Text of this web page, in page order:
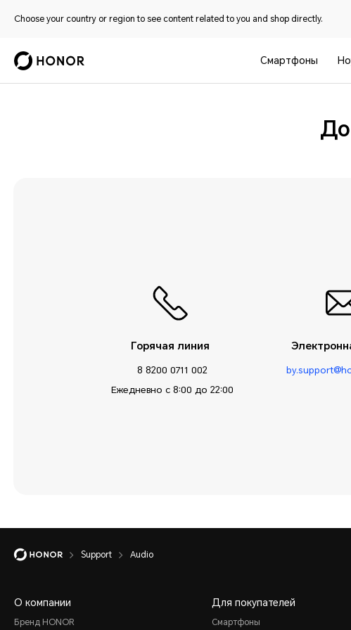
Choose your country or region to see content related to you and shop directly.
Смартфоны
Горячая линия
8 8200 0711 002
Ежедневно с 8:00 до 22:00
Support Audio
О компании
Бренд HONOR
Для покупателей
Смартфоны